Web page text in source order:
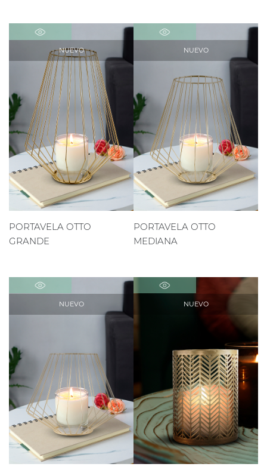
NUEVO
PORTAVELA OTTO
GRANDE
NUEVO
PORTAVELA OTTO
MEDIANA
NUEVO NUEVO